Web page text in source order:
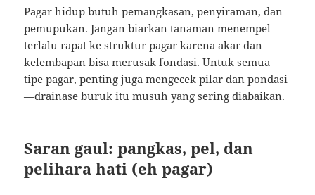
Pagar hidup butuh pemangkasan, penyiraman, dan
pemupukan. Jangan biarkan tanaman menempel
terlalu rapat ke struktur pagar karena akar dan
kelembapan bisa merusak fondasi. Untuk semua
tipe pagar, penting juga mengecek pilar dan pondasi
—drainase buruk itu musuh yang sering diabaikan.
Saran gaul: pangkas, pel, dan
pelihara hati (eh pagar)